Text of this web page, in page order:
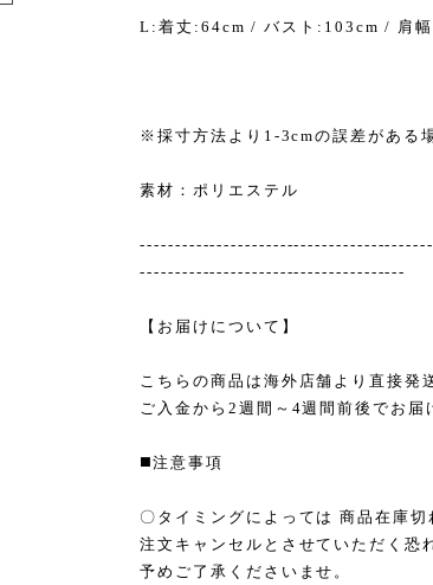
L:着丈:64cm / バスト:103cm / 肩
※採寸方法より1-3cmの誤差がある
素材：ポリエステル
--------------------------------------
【お届けについて】
こちらの商品は海外店舗より直接発
ご入金から2週間～4週間前後でお届
◼️注意事項
〇タイミングによっては 商品在庫切
注文キャンセルとさせていただく恐
予めご了承くださいませ。